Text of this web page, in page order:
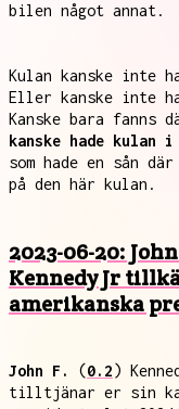
bilen något annat.
Kulan kanske inte
Eller kanske inte
Kanske bara fanns
kanske hade kulan i
som hade en sån
på den här kulan.
2023-06-20:
Kennedy Jr
amerikanska
John F. (0.2)
tilltjänar er sin